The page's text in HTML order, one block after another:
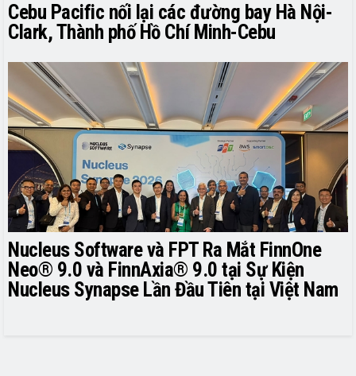
Cebu Pacific nối lại các đường bay Hà Nội-
Clark, Thành phố Hồ Chí Minh-Cebu
Nucleus Software và FPT Ra Mắt FinnOne
Neo® 9.0 và FinnAxia® 9.0 tại Sự Kiện
Nucleus Synapse Lần Đầu Tiên tại Việt Nam